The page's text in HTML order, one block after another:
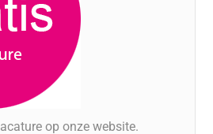
op onze website.